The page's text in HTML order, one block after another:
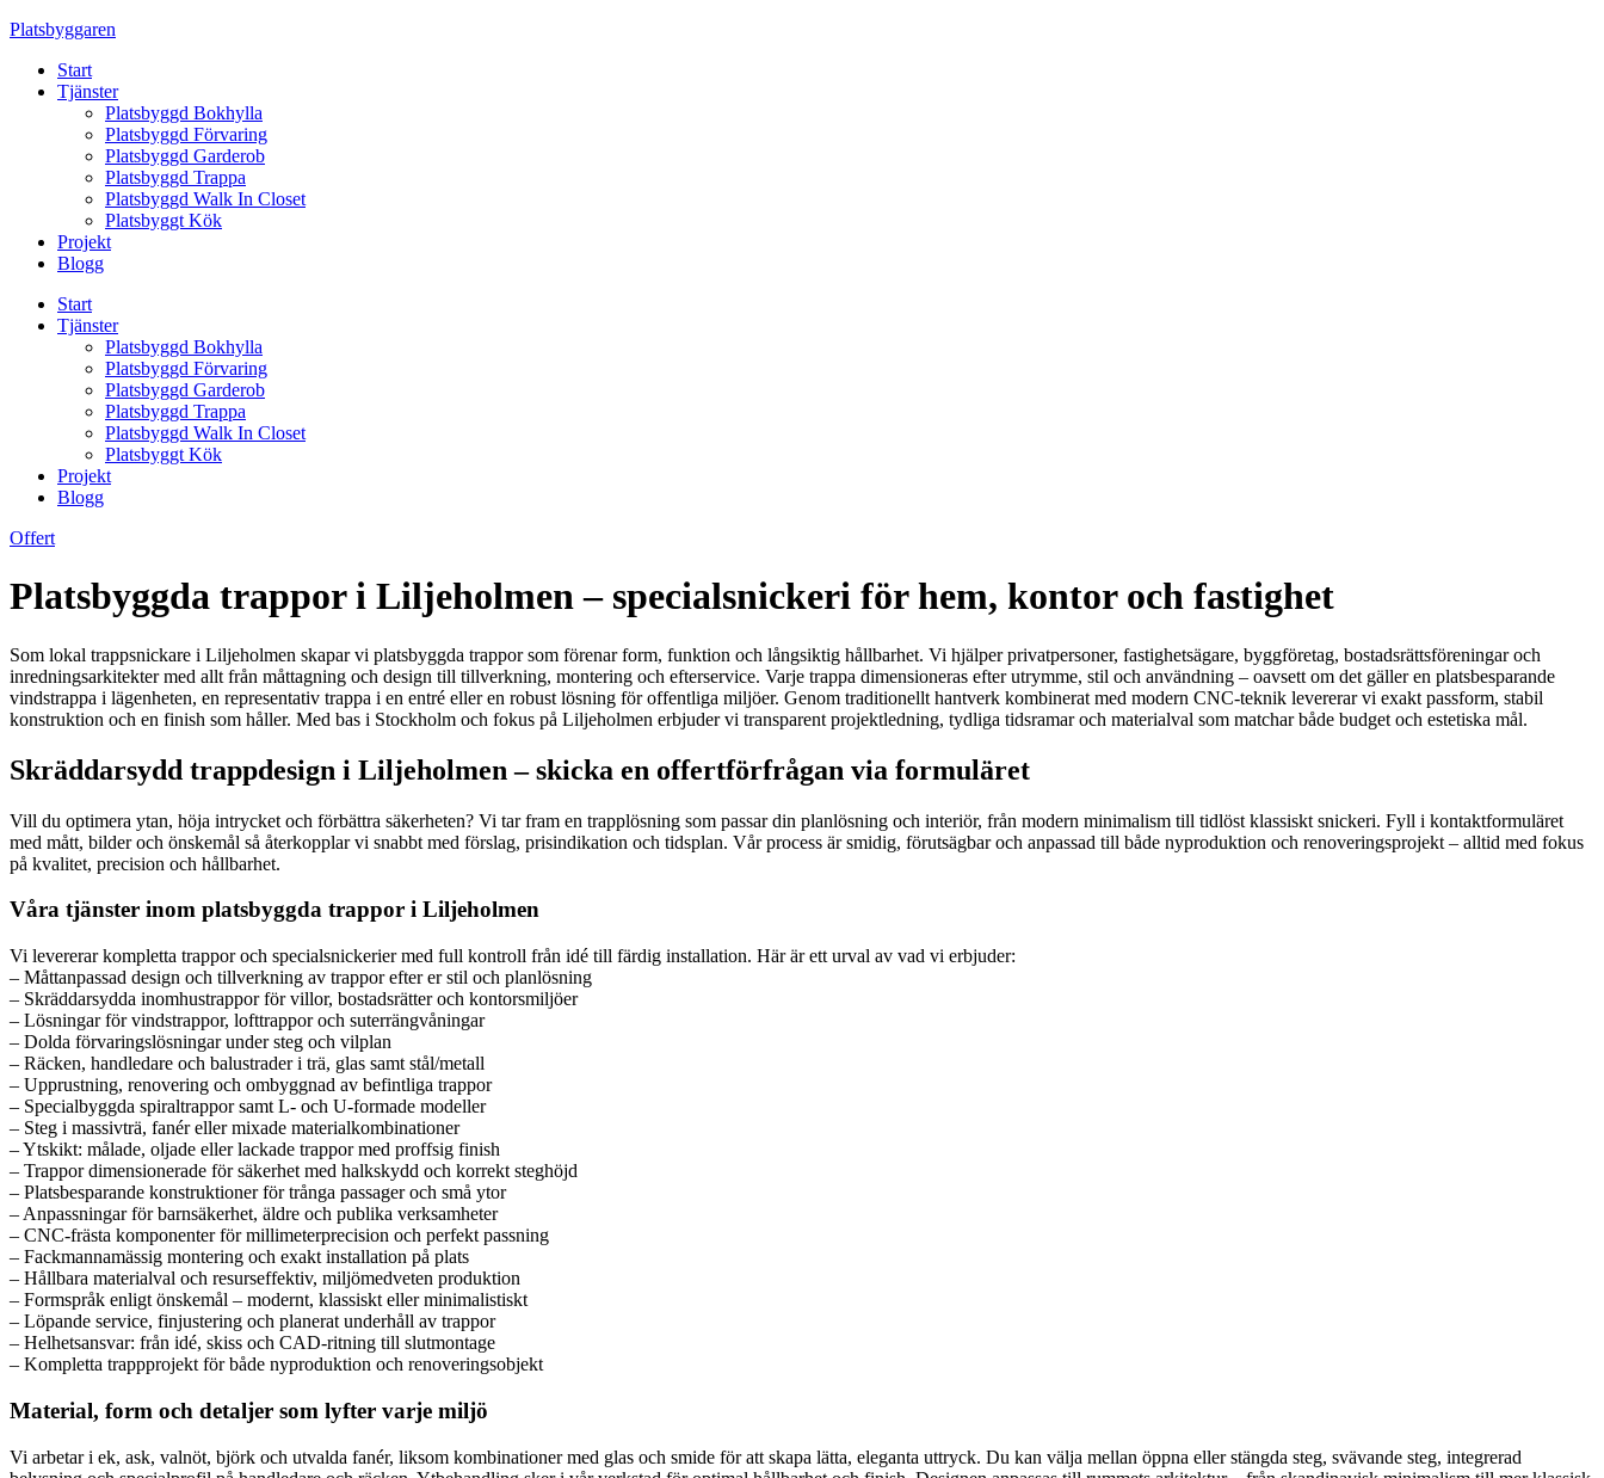
Skip
content
Platsbyggaren
Start
Tjänster
Platsbyggd Bokhylla
Platsbyggd Förvaring
Platsbyggd Garderob
Platsbyggd Trappa
Platsbyggd Walk In Closet
Platsbyggt Kök
Projekt
Blogg
Start
Tjänster
Platsbyggd Bokhylla
Platsbyggd Förvaring
Platsbyggd Garderob
Platsbyggd Trappa
Platsbyggd Walk In Closet
Platsbyggt Kök
Projekt
Blogg
Offert
Platsbyggda trappor i Liljeholmen – specialsnickeri för hem, kontor och fastighet
Som lokal trappsnickare i Liljeholmen skapar vi platsbyggda trappor som förenar form, funktion och långsiktig hållbarhet. Vi hjälper privatpersoner, fastighetsägare, byggföretag, bostadsrättsföreningar och
inredningsarkitekter med allt från måttagning och design till tillverkning, montering och efterservice. Varje trappa dimensioneras efter utrymme, stil och användning – oavsett om det gäller en platsbesparande
vindstrappa i lägenheten, en representativ trappa i en entré eller en robust lösning för offentliga miljöer. Genom traditionellt hantverk kombinerat med modern CNC-teknik levererar vi exakt passform, stabil
konstruktion och en finish som håller. Med bas i Stockholm och fokus på Liljeholmen erbjuder vi transparent projektledning, tydliga tidsramar och materialval som matchar både budget och estetiska mål.
Skräddarsydd trappdesign i Liljeholmen – skicka en offertförfrågan via formuläret
Vill du optimera ytan, höja intrycket och förbättra säkerheten? Vi tar fram en trapp­lösning som passar din planlösning och interiör, från modern minimalism till tidlöst klassiskt snickeri. Fyll i kontaktformuläret
med mått, bilder och önskemål så återkopplar vi snabbt med förslag, prisindikation och tidsplan. Vår process är smidig, förutsägbar och anpassad till både nyproduktion och renoveringsprojekt – alltid med fokus
på kvalitet, precision och hållbarhet.
Våra tjänster inom platsbyggda trappor i Liljeholmen
Vi levererar kompletta trappor och specialsnickerier med full kontroll från idé till färdig installation. Här är ett urval av vad vi erbjuder:
– Måttanpassad design och tillverkning av trappor efter er stil och planlösning
– Skräddarsydda inomhustrappor för villor, bostadsrätter och kontorsmiljöer
– Lösningar för vindstrappor, lofttrappor och suterrängvåningar
– Dolda förvaringslösningar under steg och vilplan
– Räcken, handledare och balustrader i trä, glas samt stål/metall
– Upprustning, renovering och ombyggnad av befintliga trappor
– Specialbyggda spiraltrappor samt L- och U-formade modeller
– Steg i massivträ, fanér eller mixade materialkombinationer
– Ytskikt: målade, oljade eller lackade trappor med proffsig finish
– Trappor dimensionerade för säkerhet med halkskydd och korrekt steghöjd
– Platsbesparande konstruktioner för trånga passager och små ytor
– Anpassningar för barnsäkerhet, äldre och publika verksamheter
– CNC-frästa komponenter för millimeterprecision och perfekt passning
– Fackmannamässig montering och exakt installation på plats
– Hållbara materialval och resurseffektiv, miljömedveten produktion
– Formspråk enligt önskemål – modernt, klassiskt eller minimalistiskt
– Löpande service, finjustering och planerat underhåll av trappor
– Helhetsansvar: från idé, skiss och CAD-ritning till slutmontage
– Kompletta trappprojekt för både nyproduktion och renoveringsobjekt
Material, form och detaljer som lyfter varje miljö
Vi arbetar i ek, ask, valnöt, björk och utvalda fanér, liksom kombinationer med glas och smide för att skapa lätta, eleganta uttryck. Du kan välja mellan öppna eller stängda steg, svävande steg, integrerad